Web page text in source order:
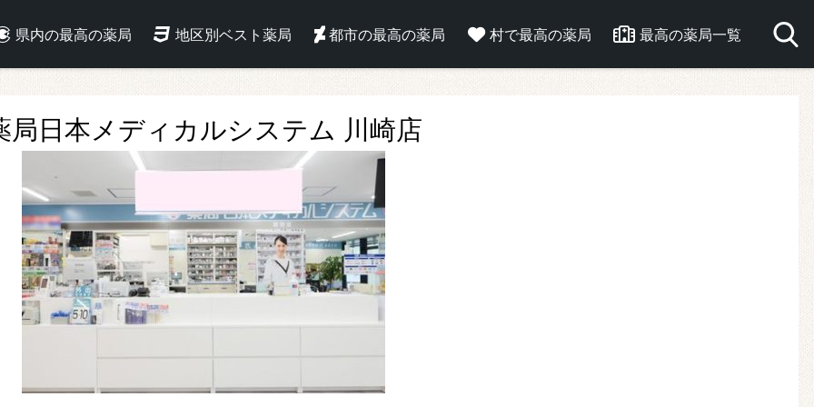
県内の最高の薬局 地区別ベスト薬局 都市の最高の薬局 村で最高の薬局 最高の薬局一覧
局日本メディカルシステム 川崎店